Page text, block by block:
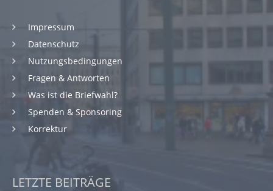
Impressum
Datenschutz
Nutzungsbedingungen
Fragen & Antworten
Was ist die Briefwahl?
Spenden & Sponsoring
Korrektur
LETZTE BEITRÄGE